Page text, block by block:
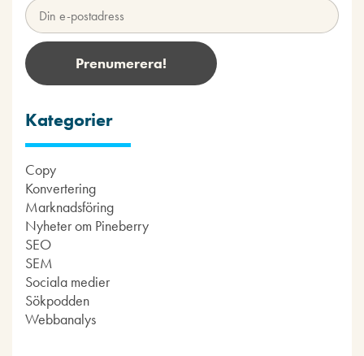
Kategorier
Copy
Konvertering
Marknadsföring
Nyheter om Pineberry
SEO
SEM
Sociala medier
Sökpodden
Webbanalys